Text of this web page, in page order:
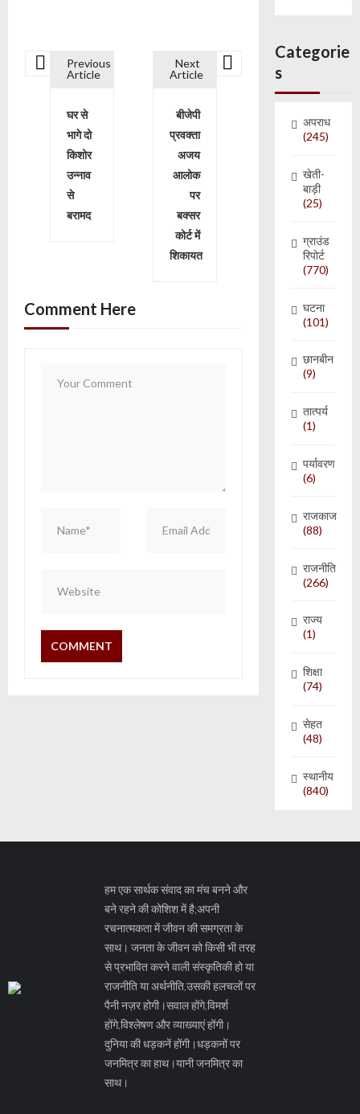
Post navigation
Previous
Article
घर से
भागे दो
किशोर
उन्नाव
से
बरामद
Next
Article
बीजेपी
प्रवक्ता
अजय
आलोक
पर
बक्सर
कोर्ट में
शिकायत
Comment Here
Categorie
s
अपराध
(245)
खेती-
बाड़ी
(25)
ग्राउंड
रिपोर्ट
(770)
घटना
(101)
छानबीन
(9)
तात्पर्य
(1)
पर्यावरण
(6)
राजकाज
(88)
राजनीति
(266)
राज्य
(1)
शिक्षा
(74)
सेहत
(48)
स्थानीय
(840)
हम एक सार्थक संवाद का मंच बनने और
बने रहने की कोशिश में है;अपनी
रचनात्मकता में जीवन की समग्रता के
साथ। जनता के जीवन को किसी भी तरह
से प्रभावित करने वाली संस्कृतिकी हो या
राजनीति या अर्थनीति,उसकी हलचलों पर
पैनी नज़र होगी।सवाल होंगे,विमर्श
होंगे,विश्लेषण और व्याख्याएं होंगी।
दुनिया की धड़कनें होंगी।धड़कनों पर
जनमित्र का हाथ।यानी जनमित्र का
साथ।